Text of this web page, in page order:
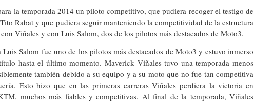
la temporada 2014 un piloto competitivo, que pudiera recoger el testigo de
Rabat y que pudiera seguir manteniendo la competitividad de la estructura
Viñales y con Luis Salom, dos de los pilotos más destacados de Moto3.
Luis Salom fue uno de los pilotos más destacados de Moto3 y estuvo inmerso
hasta el último momento. Maverick Viñales tuvo una temporada menos
también debido a su equipo y a su moto que no fue tan competitiva
Esto hizo que en las primeras carreras Viñales perdiera la victoria en
muchos más fiables y competitivas. Al final de la temporada, Viñales